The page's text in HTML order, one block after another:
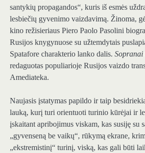
santykių propagandos“, kuris iš esmės
lesbiečių gyvenimo vaizdavimą. Žinoma,
kino režisieriaus Piero Paolo Pasolini
Rusijos knygynuose su užtemdytais
Spatafore charakterio lanko dalis. Sopranai
redaguotas populiarioje Rusijos vaizdo
Amediateka.
Naujasis įstatymas papildo ir taip
lauką, kurį turi orientuoti turinio kūrėjai ir
įskaitant apribojimus viskam, kas susiję su
„gyvenseną be vaikų“, rūkymą ekrane,
„ekstremistinį“ turinį, viską, kas gali būti